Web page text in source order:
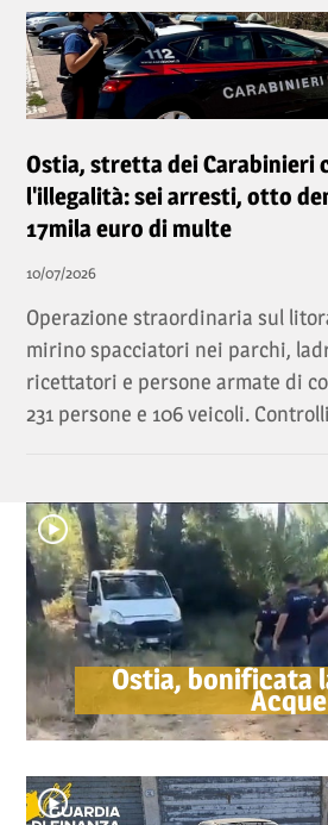
Ostia, stretta dei Carabinieri
l'illegalità: sei arresti, otto
17mila euro di multe
10/07/2026
Operazione straordinaria sul
mirino spacciatori nei parchi,
ricettatori e persone armate di
231 persone e 106 veicoli.
Ostia, bonificata